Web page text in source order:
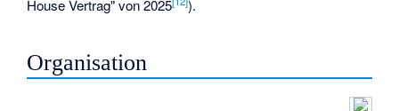
House Vertrag" von 2025
).
Organisation